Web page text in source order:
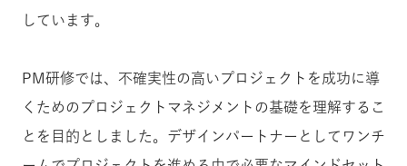
しています。
PM研修では、不確実性の高いプロジェクトを成功に導
くためのプロジェクトマネジメントの基礎を理解するこ
とを目的としました。デザインパートナーとしてワンチ